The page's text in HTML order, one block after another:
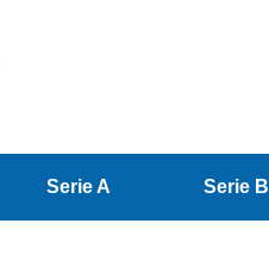
Serie A Serie B